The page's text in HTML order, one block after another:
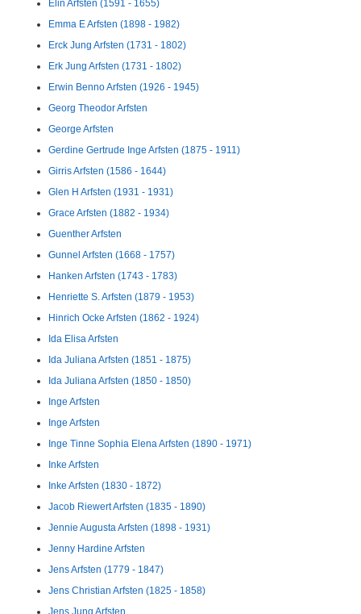
Elin Arfsten (1591 - 1655)
Emma E Arfsten (1898 - 1982)
Erck Jung Arfsten (1731 - 1802)
Erk Jung Arfsten (1731 - 1802)
Erwin Benno Arfsten (1926 - 1945)
Georg Theodor Arfsten
George Arfsten
Gerdine Gertrude Inge Arfsten (1875 - 1911)
Girris Arfsten (1586 - 1644)
Glen H Arfsten (1931 - 1931)
Grace Arfsten (1882 - 1934)
Guenther Arfsten
Gunnel Arfsten (1668 - 1757)
Hanken Arfsten (1743 - 1783)
Henriette S. Arfsten (1879 - 1953)
Hinrich Ocke Arfsten (1862 - 1924)
Ida Elisa Arfsten
Ida Juliana Arfsten (1851 - 1875)
Ida Juliana Arfsten (1850 - 1850)
Inge Arfsten
Inge Arfsten
Inge Tinne Sophia Elena Arfsten (1890 - 1971)
Inke Arfsten
Inke Arfsten (1830 - 1872)
Jacob Riewert Arfsten (1835 - 1890)
Jennie Augusta Arfsten (1898 - 1931)
Jenny Hardine Arfsten
Jens Arfsten (1779 - 1847)
Jens Christian Arfsten (1825 - 1858)
Jens Jung Arfsten